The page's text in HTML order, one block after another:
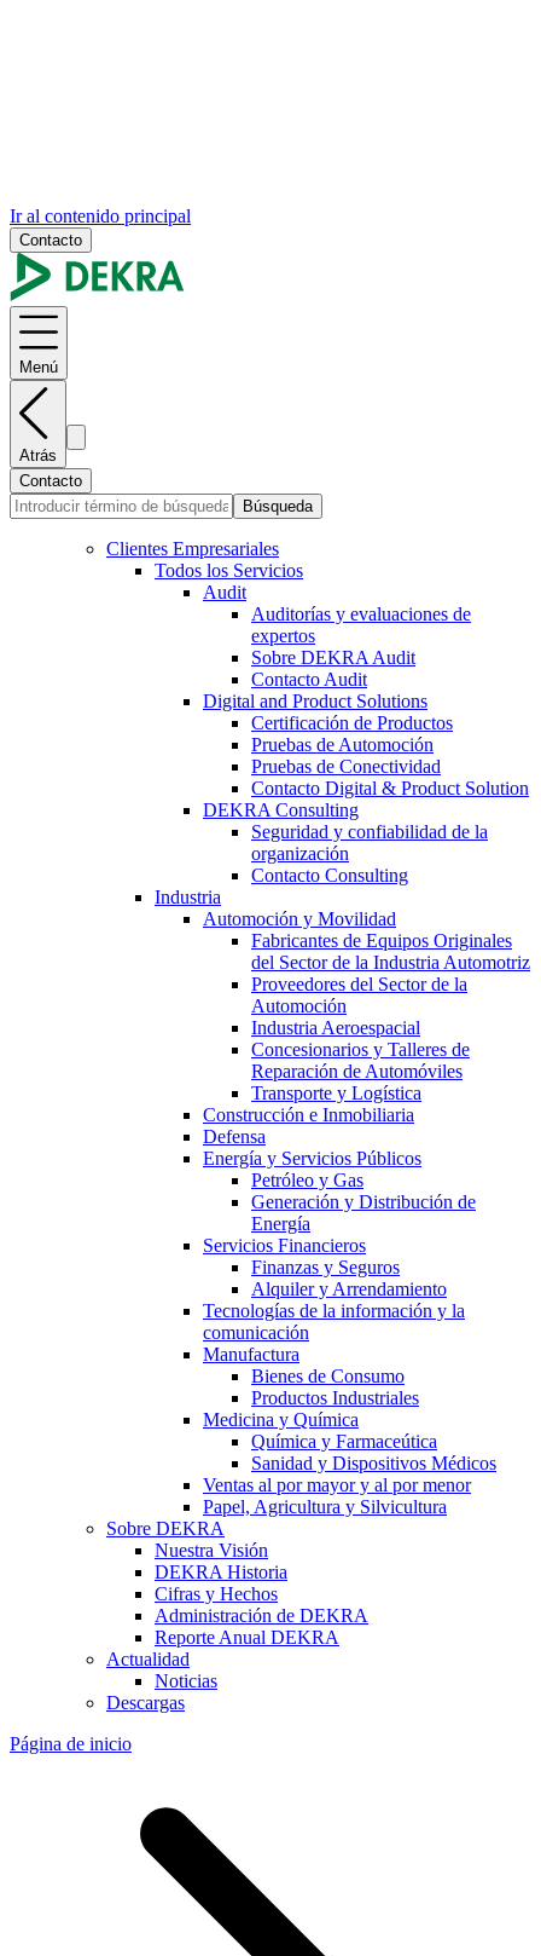
Ir al contenido principal
Contacto
Menú
Atrás
Contacto
Búsqueda
Clientes Empresariales
Todos los Servicios
Audit
Auditorías y evaluaciones de
expertos
Sobre DEKRA Audit
Contacto Audit
Digital and Product Solutions
Certificación de Productos
Pruebas de Automoción
Pruebas de Conectividad
Contacto Digital & Product Solution
DEKRA Consulting
Seguridad y confiabilidad de la
organización
Contacto Consulting
Industria
Automoción y Movilidad
Fabricantes de Equipos Originales
del Sector de la Industria Automotriz
Proveedores del Sector de la
Automoción
Industria Aeroespacial
Concesionarios y Talleres de
Reparación de Automóviles
Transporte y Logística
Construcción e Inmobiliaria
Defensa
Energía y Servicios Públicos
Petróleo y Gas
Generación y Distribución de
Energía
Servicios Financieros
Finanzas y Seguros
Alquiler y Arrendamiento
Tecnologías de la información y la
comunicación
Manufactura
Bienes de Consumo
Productos Industriales
Medicina y Química
Química y Farmaceútica
Sanidad y Dispositivos Médicos
Ventas al por mayor y al por menor
Papel, Agricultura y Silvicultura
Sobre DEKRA
Nuestra Visión
DEKRA Historia
Cifras y Hechos
Administración de DEKRA
Reporte Anual DEKRA
Actualidad
Noticias
Descargas
Página de inicio